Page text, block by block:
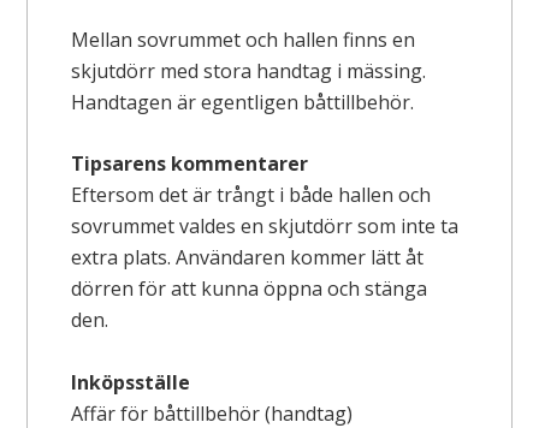
Mellan sovrummet och hallen finns en
skjutdörr med stora handtag i mässing.
Handtagen är egentligen båttillbehör.
Tipsarens kommentarer
Eftersom det är trångt i både hallen och
sovrummet valdes en skjutdörr som inte ta
extra plats. Användaren kommer lätt åt
dörren för att kunna öppna och stänga
den.
Inköpsställe
Affär för båttillbehör (handtag)